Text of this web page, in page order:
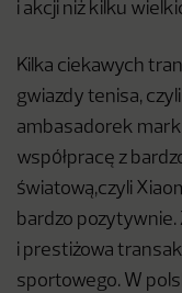
i akcji niż kilku
Kilka ciekawych
gwiazdy tenisa,
ambasadorek marki
współpracę z
światową,czyli
bardzo
i prestiżowa
sportowego. W